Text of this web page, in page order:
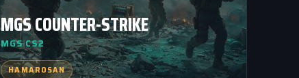
MGS COUNTER-STRIKE
MGS CS2
HAMAROSAN